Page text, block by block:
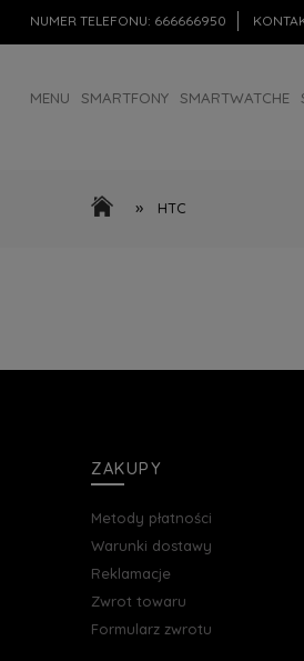
NUMER TELEFONU: 666666950
MENU SMARTFONY SMARTWATCHE
» HTC
ZAKUPY
Metody płatności
Warunki dostawy
Reklamacje
Zwrot towaru
Formularz zwrotu